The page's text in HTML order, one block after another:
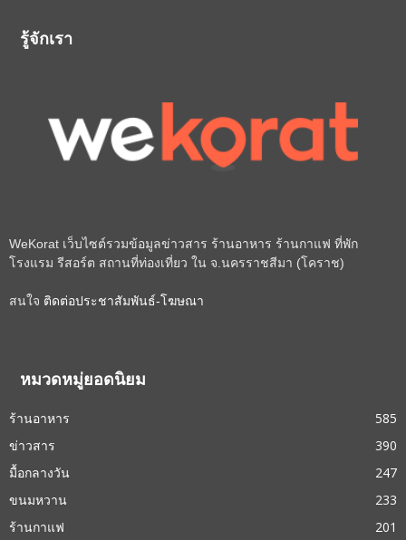
รู้จักเรา
WeKorat เว็บไซต์รวมข้อมูลข่าวสาร ร้านอาหาร ร้านกาแฟ ที่พัก
โรงแรม รีสอร์ต สถานที่ท่องเที่ยว ใน จ.นครราชสีมา (โคราช)
สนใจ ติดต่อประชาสัมพันธ์-โฆษณา
หมวดหมู่ยอดนิยม
ร้านอาหาร
585
ข่าวสาร
390
มื้อกลางวัน
247
ขนมหวาน
233
ร้านกาแฟ
201